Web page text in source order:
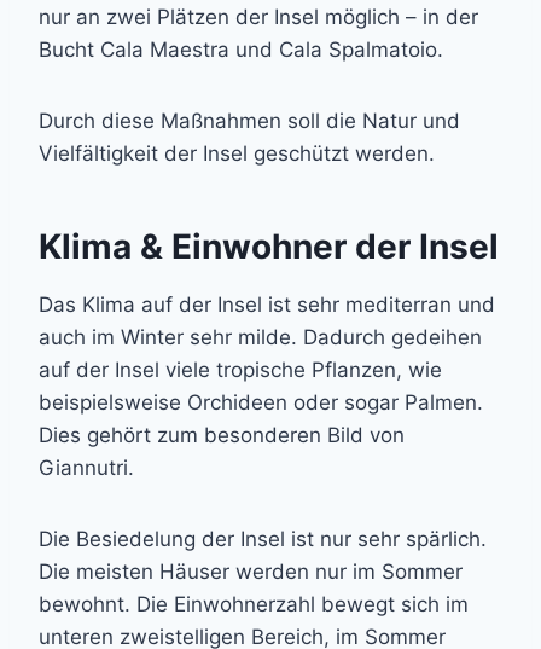
nur an zwei Plätzen der Insel möglich – in der
Bucht Cala Maestra und Cala Spalmatoio.
Durch diese Maßnahmen soll die Natur und
Vielfältigkeit der Insel geschützt werden.
Klima & Einwohner der Insel
Das Klima auf der Insel ist sehr mediterran und
auch im Winter sehr milde. Dadurch gedeihen
auf der Insel viele tropische Pflanzen, wie
beispielsweise Orchideen oder sogar Palmen.
Dies gehört zum besonderen Bild von
Giannutri.
Die Besiedelung der Insel ist nur sehr spärlich.
Die meisten Häuser werden nur im Sommer
bewohnt. Die Einwohnerzahl bewegt sich im
unteren zweistelligen Bereich, im Sommer